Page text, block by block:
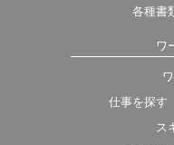
各種書
ワ
仕事を探す
ス